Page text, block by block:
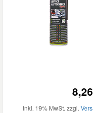
inkl. 19% MwSt. zzgl.